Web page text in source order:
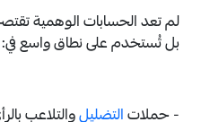
لم تعد الحسابات الوهمية
بل تُستخدم على نطاق واسع في:
- حملاتالتضليلوالتلاعب